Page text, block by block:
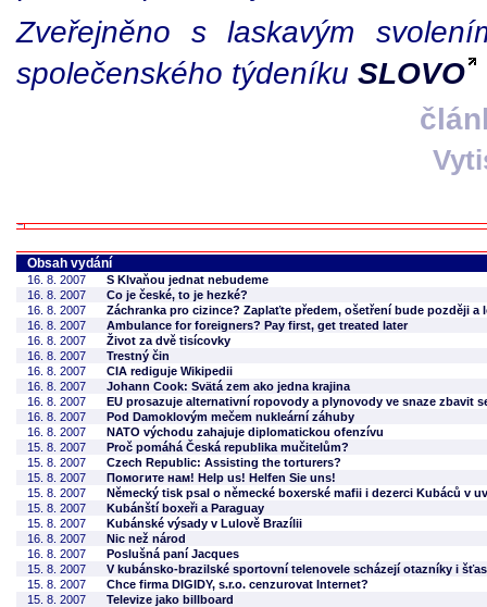
Zveřejněno s laskavým
společenského týdeníku SLOVO
Obsah vydání
16. 8. 2007
S Klvaňou jednat nebudeme
16. 8. 2007
Co je české, to je hezké?
16. 8. 2007
Záchranka pro cizince? Zaplaťte předem, ošetření bude později
16. 8. 2007
Ambulance for foreigners? Pay first, get treated later
16. 8. 2007
Život za dvě tisícovky
16. 8. 2007
Trestný čin
16. 8. 2007
CIA rediguje Wikipedii
16. 8. 2007
Johann Cook: Svätá zem ako jedna krajina
16. 8. 2007
EU prosazuje alternativní ropovody a plynovody ve snaze zbavit
16. 8. 2007
Pod Damoklovým mečem nukleární záhuby
16. 8. 2007
NATO východu zahajuje diplomatickou ofenzívu
15. 8. 2007
Proč pomáhá Česká republika mučitelům?
15. 8. 2007
Czech Republic: Assisting the torturers?
15. 8. 2007
Помогите нам! Help us! Helfen Sie uns!
15. 8. 2007
Německý tisk psal o německé boxerské mafii i dezerci Kubáců v
15. 8. 2007
Kubánští boxeři a Paraguay
15. 8. 2007
Kubánské výsady v Lulově Brazílii
16. 8. 2007
Nic než národ
16. 8. 2007
Poslušná paní Jacques
15. 8. 2007
V kubánsko-brazilské sportovní telenovele scházejí otazníky i
15. 8. 2007
Chce firma DIGIDY, s.r.o. cenzurovat Internet?
15. 8. 2007
Televize jako billboard